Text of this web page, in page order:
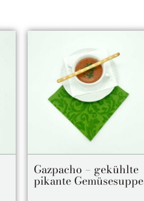
Gazpacho – gekühlte
pikante Gemüsesuppe